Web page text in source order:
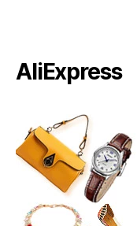
AliExpress